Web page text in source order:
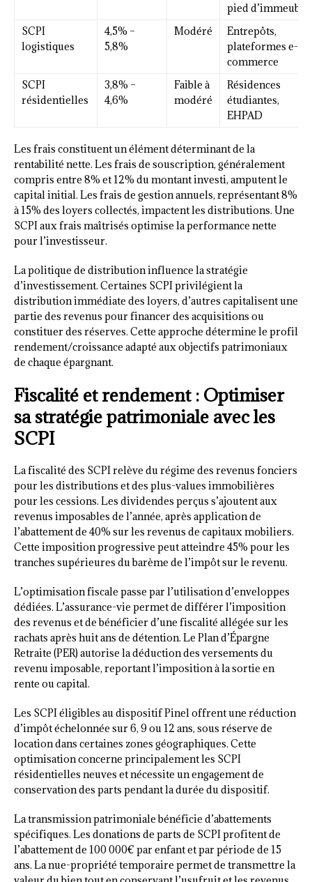
pied d’immeuble
SCPI
logistiques
4,5% –
5,8%
Modéré
Entrepôts,
plateformes e-
commerce
SCPI
résidentielles
3,8% –
4,6%
Faible à
modéré
Résidences
étudiantes,
EHPAD
Les frais constituent un élément déterminant de la
rentabilité nette. Les frais de souscription, généralement
compris entre 8% et 12% du montant investi, amputent le
capital initial. Les frais de gestion annuels, représentant 8%
à 15% des loyers collectés, impactent les distributions. Une
SCPI aux frais maîtrisés optimise la performance nette
pour l’investisseur.
La politique de distribution influence la stratégie
d’investissement. Certaines SCPI privilégient la
distribution immédiate des loyers, d’autres capitalisent une
partie des revenus pour financer des acquisitions ou
constituer des réserves. Cette approche détermine le profil
rendement/croissance adapté aux objectifs patrimoniaux
de chaque épargnant.
Fiscalité et rendement : Optimiser
sa stratégie patrimoniale avec les
SCPI
La fiscalité des SCPI relève du régime des revenus fonciers
pour les distributions et des plus-values immobilières
pour les cessions. Les dividendes perçus s’ajoutent aux
revenus imposables de l’année, après application de
l’abattement de 40% sur les revenus de capitaux mobiliers.
Cette imposition progressive peut atteindre 45% pour les
tranches supérieures du barème de l’impôt sur le revenu.
L’optimisation fiscale passe par l’utilisation d’enveloppes
dédiées. L’assurance-vie permet de différer l’imposition
des revenus et de bénéficier d’une fiscalité allégée sur les
rachats après huit ans de détention. Le Plan d’Épargne
Retraite (PER) autorise la déduction des versements du
revenu imposable, reportant l’imposition à la sortie en
rente ou capital.
Les SCPI éligibles au dispositif Pinel offrent une réduction
d’impôt échelonnée sur 6, 9 ou 12 ans, sous réserve de
location dans certaines zones géographiques. Cette
optimisation concerne principalement les SCPI
résidentielles neuves et nécessite un engagement de
conservation des parts pendant la durée du dispositif.
La transmission patrimoniale bénéficie d’abattements
spécifiques. Les donations de parts de SCPI profitent de
l’abattement de 100 000€ par enfant et par période de 15
ans. La nue-propriété temporaire permet de transmettre la